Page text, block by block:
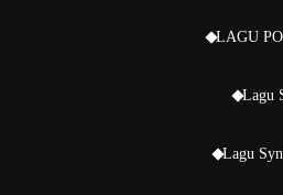
LAGU
Lagu
Lagu